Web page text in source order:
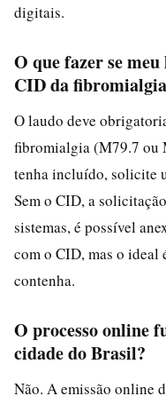
digitais.
O que fazer se
CID da
O laudo deve
fibromialgia (M79.7 ou
tenha incluído, solicite
Sem o CID, a
sistemas, é possível
com o CID, mas o
contenha.
O processo online
cidade do Brasil?
Não. A emissão online